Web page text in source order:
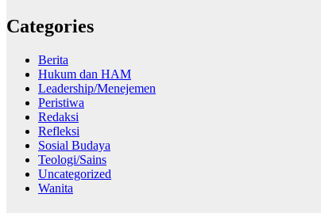
Categories
Berita
Hukum dan HAM
Leadership/Menejemen
Peristiwa
Redaksi
Refleksi
Sosial Budaya
Teologi/Sains
Uncategorized
Wanita